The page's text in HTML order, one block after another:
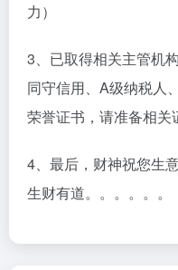
力）
3、已取得相关主管机
同守信用、A级纳税人
荣誉证书，请准备相
4、最后，财神祝您生
生财有道。。。。。。